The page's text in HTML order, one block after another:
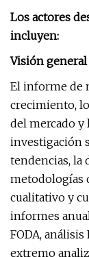
Los actores
incluyen:
Visión
El informe de
crecimiento,
del mercado y
investigación
tendencias, la
metodologías
cualitativo y
informes
FODA,
extremo